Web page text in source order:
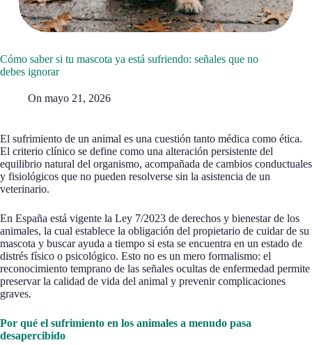
Cómo saber si tu mascota ya está sufriendo: señales que no
debes ignorar
On mayo 21, 2026
El sufrimiento de un animal es una cuestión tanto médica como ética.
El criterio clínico se define como una alteración persistente del
equilibrio natural del organismo, acompañada de cambios conductuales
y fisiológicos que no pueden resolverse sin la asistencia de un
veterinario.
En España está vigente la Ley 7/2023 de derechos y bienestar de los
animales, la cual establece la obligación del propietario de cuidar de su
mascota y buscar ayuda a tiempo si esta se encuentra en un estado de
distrés físico o psicológico. Esto no es un mero formalismo: el
reconocimiento temprano de las señales ocultas de enfermedad permite
preservar la calidad de vida del animal y prevenir complicaciones
graves.
Por qué el sufrimiento en los animales a menudo pasa
desapercibido